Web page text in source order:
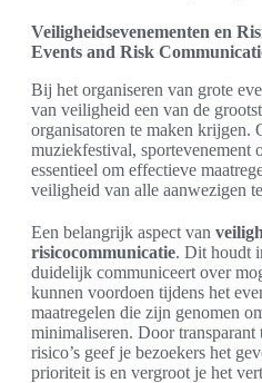
Veiligheidsevenementen en
Events and Risk
Bij het organiseren van grote
van veiligheid een van de
organisatoren te maken krijgen.
muziekfestival, sportevenement
essentieel om effectieve
veiligheid van alle aanwezigen
Een belangrijk aspect van
risicocommunicatie. Dit houdt
duidelijk communiceert over
kunnen voordoen tijdens het
maatregelen die zijn genomen
minimaliseren. Door transparant
risico’s geef je bezoekers het
prioriteit is en vergroot je het